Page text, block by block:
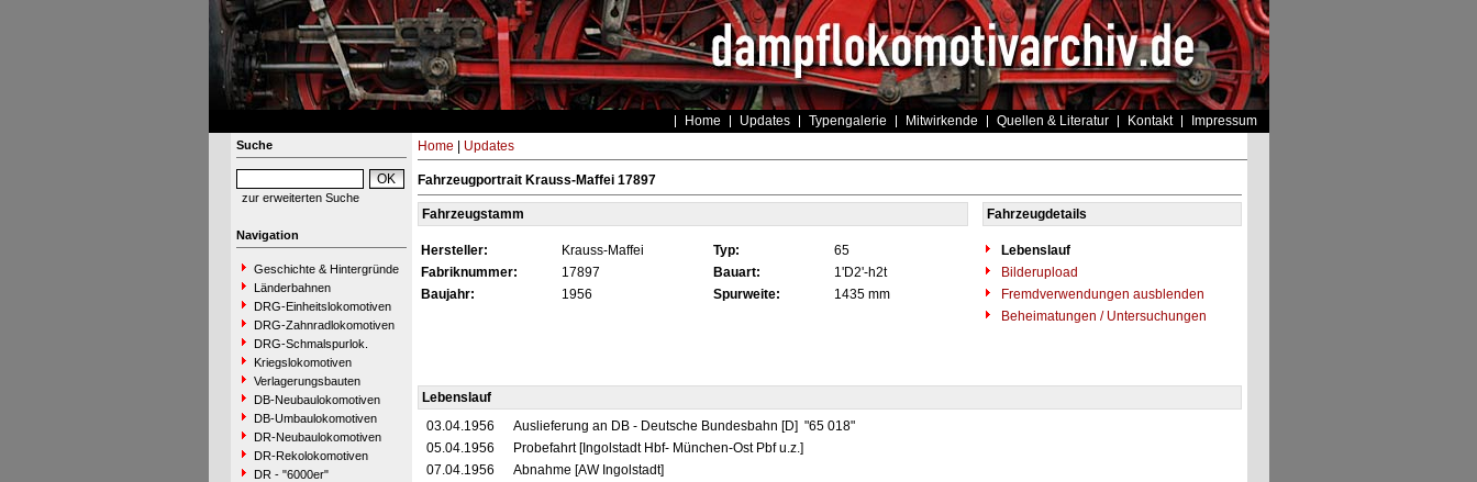
Home Updates Typengalerie Mitwirkende Quellen & Literatur Kontakt Impressum
Suche
zur erweiterten Suche
Navigation
Geschichte & Hintergründe
Länderbahnen
DRG-Einheitslokomotiven
DRG-Zahnradlokomotiven
DRG-Schmalspurlok.
Kriegslokomotiven
Verlagerungsbauten
DB-Neubaulokomotiven
DB-Umbaulokomotiven
DR-Neubaulokomotiven
DR-Rekolokomotiven
DR - "6000er"
Home Updates
Fahrzeugportrait Krauss-Maffei 17897
Fahrzeugstamm Fahrzeugdetails
Hersteller: Krauss-Maffei Typ: 65
Lebenslauf
Fabriknummer:
17897 Bauart: 1'D2'-h2t
Bilderupload
Baujahr:
1956 Spurweite: 1435 mm
Fremdverwendungen ausblenden
Beheimatungen / Untersuchungen
Lebenslauf
03.04.1956
Auslieferung an DB - Deutsche Bundesbahn [D] "65 018"
05.04.1956
Probefahrt [Ingolstadt Hbf- München-Ost Pbf u.z.]
07.04.1956
Abnahme [AW Ingolstadt]